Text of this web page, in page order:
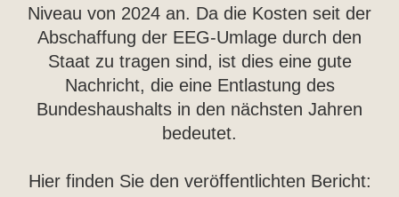
Niveau von 2024 an. Da die Kosten seit der
Abschaffung der EEG-Umlage durch den
Staat zu tragen sind, ist dies eine gute
Nachricht, die eine Entlastung des
Bundeshaushalts in den nächsten Jahren
bedeutet.
Hier finden Sie den veröffentlichten Bericht: